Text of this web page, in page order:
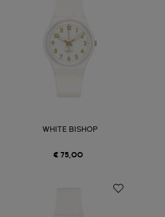
WHITE BISHOP
€ 75,00